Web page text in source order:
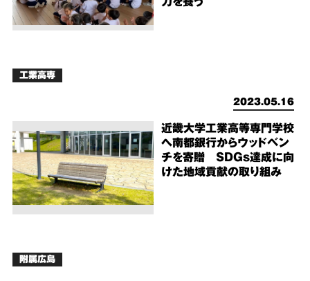
工業高専
2023.05.16
近畿大学工業高等専門学校
へ南都銀行からウッドベン
チを寄贈 SDGs達成に向
けた地域貢献の取り組み
附属広島